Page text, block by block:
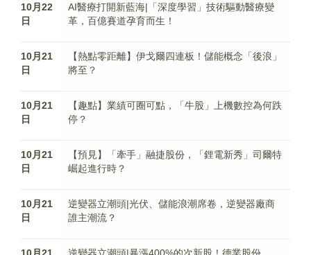
10月22
日
AI醫療打開新藍海|「深度學習」技術驅動醫療變
革，百億賽道孕育而生！
10月21
日
【熱點零距離】伊戈爾四連板！儲能概念「後浪」
將至？
10月21
日
【趣點】業績可圈可點，「牛股」上機數控為何跌
停？
10月21
日
【預見】「牽手」融捷股份，「鋰電新秀」司爾特
崛起進行時？
10月21
日
逆變器立潮頭|光伏、儲能浪潮席卷，逆變器廠商
誰主潮流？